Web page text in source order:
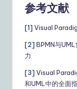
参考文献
[1] Visual
[2] BPMN与
力
[3] Visual
和UML中的全面